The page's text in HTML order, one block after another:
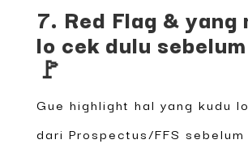
7. Red Flag & yang
lo cek dulu
🚩
Gue highlight hal yang kudu
dari Prospectus/FFS